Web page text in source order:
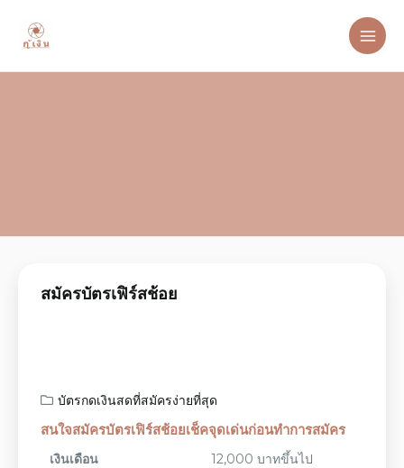
สมัครบัตรเฟิร์สช้อย
บัตรกดเงินสดที่สมัครง่ายที่สุด
สนใจสมัครบัตรเฟิร์สช้อยเช็คจุดเด่นก่อนทำการสมัคร
เงินเดือน 12,000 บาทขึ้นไป